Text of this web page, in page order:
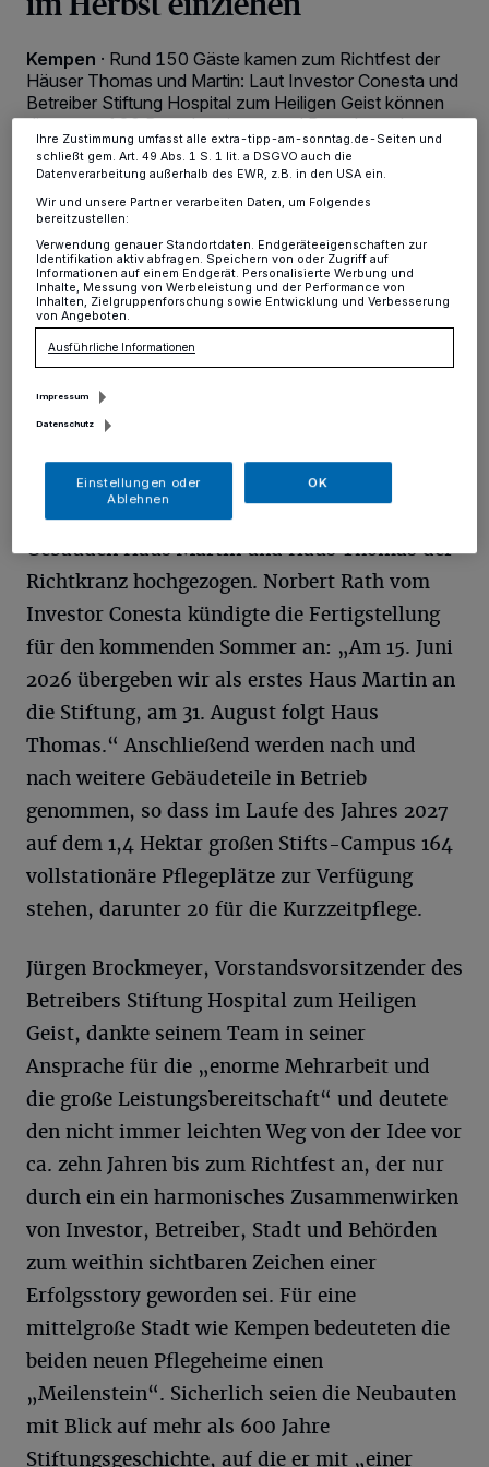
Kempen · Rund 150 Gäste kamen zum Richtfest der
Häuser Thomas und Martin: Laut Investor Conesta und
Betreiber Stiftung Hospital zum Heiligen Geist können
die ersten 120 Bewohnerinnen und Bewohner des
alten Von-Broichhausen-Stifts bereits im Herbst 2026
in das neue Von-Broichhausen-Ensemble im
02.05.2026 , 11:51 Uhr 2 Minuten Lesezeit
357 Tage nach dem ersten Spatenstich wurde
zwischen den beiden viergeschossigen
Gebäuden Haus Martin und Haus Thomas der
Richtkranz hochgezogen. Norbert Rath vom
Investor Conesta kündigte die Fertigstellung
für den kommenden Sommer an: „Am 15. Juni
2026 übergeben wir als erstes Haus Martin an
die Stiftung, am 31. August folgt Haus
Thomas.“ Anschließend werden nach und
nach weitere Gebäudeteile in Betrieb
genommen, so dass im Laufe des Jahres 2027
auf dem 1,4 Hektar großen Stifts-Campus 164
vollstationäre Pflegeplätze zur Verfügung
stehen, darunter 20 für die Kurzzeitpflege.
Jürgen Brockmeyer, Vorstandsvorsitzender des
Betreibers Stiftung Hospital zum Heiligen
Geist, dankte seinem Team in seiner
Ansprache für die „enorme Mehrarbeit und
die große Leistungsbereitschaft“ und deutete
den nicht immer leichten Weg von der Idee vor
ca. zehn Jahren bis zum Richtfest an, der nur
durch ein ein harmonisches Zusammenwirken
von Investor, Betreiber, Stadt und Behörden
zum weithin sichtbaren Zeichen einer
Erfolgsstory geworden sei. Für eine
mittelgroße Stadt wie Kempen bedeuteten die
beiden neuen Pflegeheime einen
„Meilenstein“. Sicherlich seien die Neubauten
mit Blick auf mehr als 600 Jahre
Stiftungsgeschichte, auf die er mit „einer
Zwecke. Wenn Tracker deaktiviert sind, sind manche Inhalte und
ändern oder Ihre Einwilligung zu widerrufen, indem Sie auf den Link
Einstellungen oder Ablehnen am unteren Rand der Webseite klicken.
Ihre Einstellungen gelten innerhalb unseres Website. Weitere
Informationen finden Sie in unserer Datenschutzerklärung.
Ihre Zustimmung umfasst alle extra-tipp-am-sonntag.de-Seiten und
schließt gem. Art. 49 Abs. 1 S. 1 lit. a DSGVO auch die
Datenverarbeitung außerhalb des EWR, z.B. in den USA ein.
Wir und unsere Partner verarbeiten Daten, um Folgendes
bereitzustellen:
Verwendung genauer Standortdaten. Endgeräteeigenschaften zur
Identifikation aktiv abfragen. Speichern von oder Zugriff auf
Informationen auf einem Endgerät. Personalisierte Werbung und
Inhalte, Messung von Werbeleistung und der Performance von
Inhalten, Zielgruppenforschung sowie Entwicklung und Verbesserung
von Angeboten.
Ausführliche Informationen
Impressum
Datenschutz
Einstellungen oder
Ablehnen
OK